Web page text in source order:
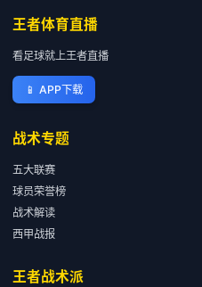
王者体育直播
看足球就上王者直播
📱 APP下载
战术专题
五大联赛
球员荣誉榜
战术解读
西甲战报
王者战术派